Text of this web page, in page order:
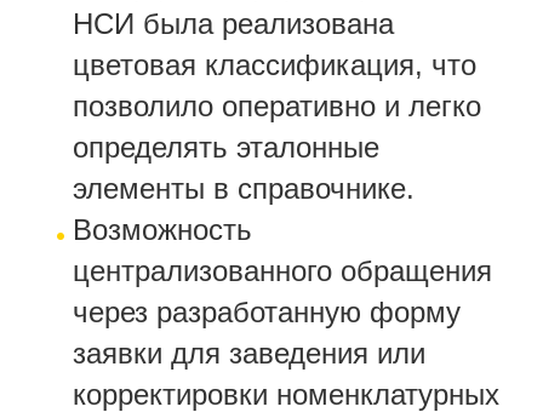
НСИ была реализована
цветовая классификация, что
позволило оперативно и легко
определять эталонные
элементы в справочнике.
Возможность
централизованного обращения
через разработанную форму
заявки для заведения или
корректировки номенклатурных